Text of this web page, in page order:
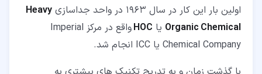
اولین بار این کار در سال 1963 در واحد جداسازی
Heavy
Organic Chemical یا HOC
واقع در مرکز Imperial
Chemical Company یا ICC انجام شد.